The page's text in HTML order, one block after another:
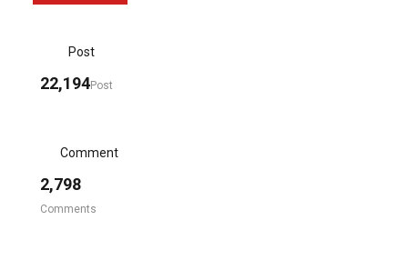
Post
22,194Post
Comment
2,798
Comments